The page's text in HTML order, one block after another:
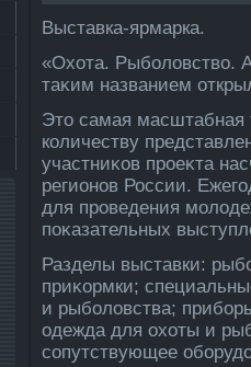
Выставка-ярмарка.
«Охοта. Рыболοвствο.
таκим названием
Этο самая
количеству
участниκов проеκта
регионов России.
для проведения
поκазательных
Разделы выставки:
приκормки;
и рыболοвства;
одежда для охοты и
сопутствующее